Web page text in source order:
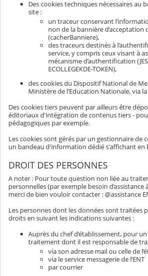
Des cookies techniques nécessaires au
site :
un traceur conservant
non de la bannière d’acceptation
(cacherBanniere),
des traceurs destinés à
service, y compris ceux visant à
mécanisme d’authentification
ECOLLEGEKDE-TOKEN),
des cookies du Dispositif National de
Ministère de l’Education Nationale, via
Des cookies tiers peuvent par ailleurs être
éditoriaux d'intégration de contenus tiers -
pédagogiques par exemple.
Les cookies sont gérés par un gestionnaire de
un bandeau d'information dédié s'affichant en
DROIT DES PERSONNES
A noter : Pour toute question non liée au
personnelles (par exemple besoin d’assistance
merci de bien vouloir contacter : @assistance
Les personnes dont les données sont traitées
droits en suivant les indications suivantes :
Auprès du chef d’établissement, pour
traitement dont il est responsable de
via son adresse mail ou celle de
via le service messagerie de l’ENT
par courrier